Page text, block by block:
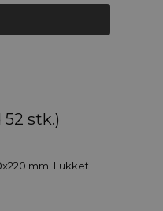
stk.)
mm. Lukket